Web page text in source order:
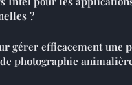
?
gérer efficacement une
photographie